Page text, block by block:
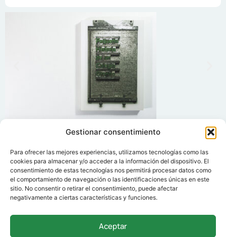
Gestionar consentimiento
Para ofrecer las mejores experiencias, utilizamos tecnologías como las
cookies para almacenar y/o acceder a la información del dispositivo. El
consentimiento de estas tecnologías nos permitirá procesar datos como
el comportamiento de navegación o las identificaciones únicas en este
sitio. No consentir o retirar el consentimiento, puede afectar
negativamente a ciertas características y funciones.
Aceptar